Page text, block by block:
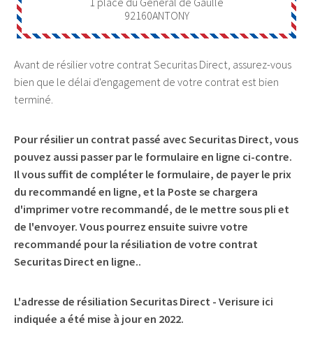
92160ANTONY
Avant de résilier votre contrat Securitas Direct, assurez-vous
bien que le délai d'engagement de votre contrat est bien
terminé.
Pour résilier un contrat passé avec Securitas Direct, vous
pouvez aussi passer par le formulaire en ligne ci-contre.
Il vous suffit de compléter le formulaire, de payer le prix
du recommandé en ligne, et la Poste se chargera
d'imprimer votre recommandé, de le mettre sous pli et
de l'envoyer. Vous pourrez ensuite suivre votre
recommandé pour la résiliation de votre contrat
Securitas Direct en ligne..
L'adresse de résiliation Securitas Direct - Verisure ici
indiquée a été mise à jour en 2022.